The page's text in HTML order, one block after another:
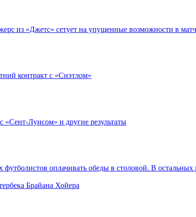
из «Джетс» сетует на упущенные возможности в
контракт с «Сиэтлом»
Луисом» и другие результаты
футболистов оплачивать обеды в столовой. В
Брайана Хойера